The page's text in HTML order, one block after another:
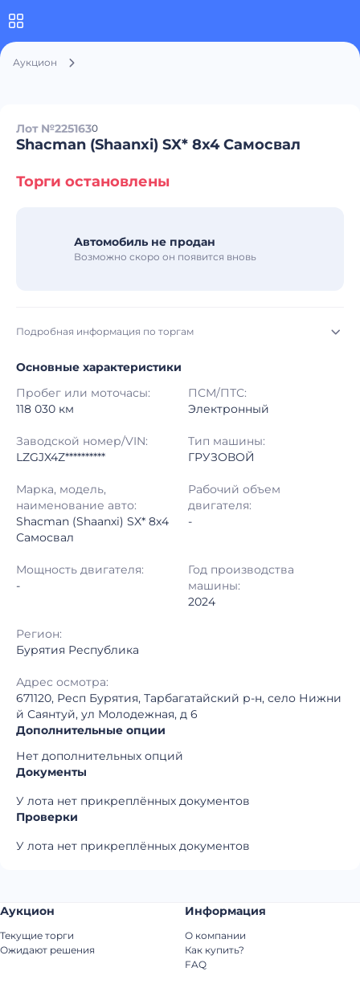
Аукцион
Лот №2251630
Shacman (Shaanxi) SX* 8x4 Самосвал
Торги остановлены
Автомобиль не продан
Возможно скоро он появится вновь
Подробная информация по торгам
Начало торгов: 06.07.2026, 09:00 МСК
Конец торгов: 13.07.2026, 09:00 МСК
Тип аукциона: Открытые торги
Шаг торгов: 50 000 ₽
Кол-во ставок:
Регион: Бурятия Республика
Основные характеристики
Пробег или моточасы:
118 030 км
ПСМ/ПТС:
Электронный
Заводской номер/VIN:
LZGJX4Z**********
Тип машины:
ГРУЗОВОЙ
Марка, модель,
наименование авто:
Shacman (Shaanxi) SX* 8x4
Самосвал
Рабочий объем
двигателя:
-
Мощность двигателя:
-
Год производства
машины:
2024
Регион:
Бурятия Республика
Адрес осмотра:
671120, Респ Бурятия, Тарбагатайский р-н, село Нижни
й Саянтуй, ул Молодежная, д 6
Дополнительные опции
Нет дополнительных опций
Документы
У лота нет прикреплённых документов
Проверки
У лота нет прикреплённых документов
Аукцион
Текущие торги
Ожидают решения
Информация
О компании
Как купить?
FAQ